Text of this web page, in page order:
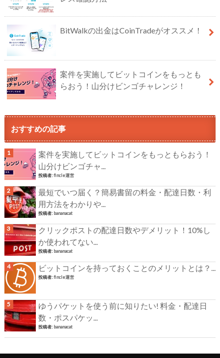
BitWalkの出金はCoinTradeがオススメ！
案件を実施してビットコインをもっとも
らおう！山分けビンゴチャレンジ！
おすすめの記事
案件を実施してビットコインをもっともらおう！
山分けビンゴチャ...
投稿者:fincle運営
最短でいつ届く？簡易書留の料金・配達日数・利
用方法をわかりや...
投稿者: bananacat
クリックポストの配達日数やデメリット！10%し
か使われてない...
投稿者: bananacat
ビットコインを持っておくことのメリットとは？...
投稿者:fincle運営
ゆうパケットを使う前に知りたい! 料金・配達日
数・ポスパケッ...
投稿者: bananacat